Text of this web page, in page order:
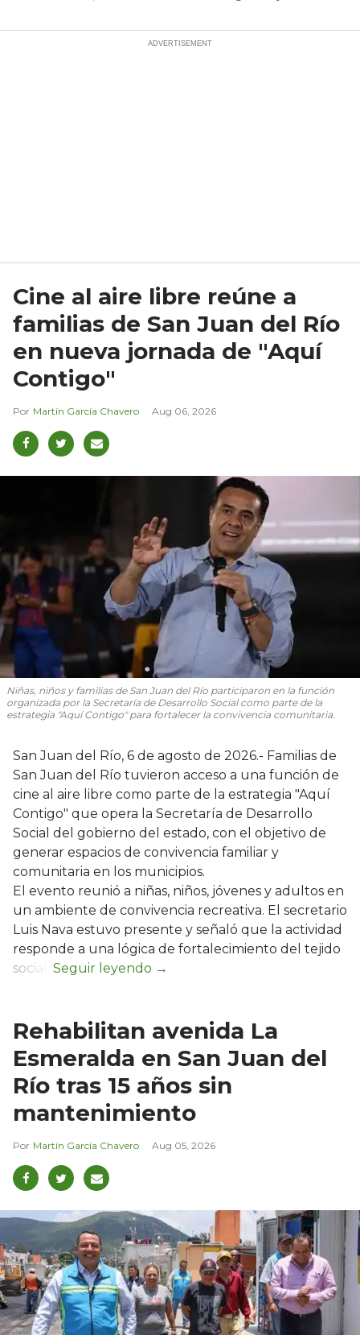
Cine al aire libre reúne a
familias de San Juan del Río
en nueva jornada de "Aquí
Contigo"
Martín García Chavero Aug 06, 2026
Niñas, niños y familias de San Juan del Río participaron en la función
organizada por la Secretaría de Desarrollo Social como parte de la
estrategia "Aquí Contigo" para fortalecer la convivencia comunitaria.
San Juan del Río, 6 de agosto de 2026.- Familias de
San Juan del Río tuvieron acceso a una función de
cine al aire libre como parte de la estrategia "Aquí
Contigo" que opera la Secretaría de Desarrollo
Social del gobierno del estado, con el objetivo de
generar espacios de convivencia familiar y
comunitaria en los municipios.
El evento reunió a niñas, niños, jóvenes y adultos en
un ambiente de convivencia recreativa. El secretario
Luis Nava estuvo presente y señaló que la actividad
responde a una lógica de fortalecimiento del tejido
social:
Rehabilitan avenida La
Esmeralda en San Juan del
Río tras 15 años sin
mantenimiento
Martín García Chavero Aug 05, 2026